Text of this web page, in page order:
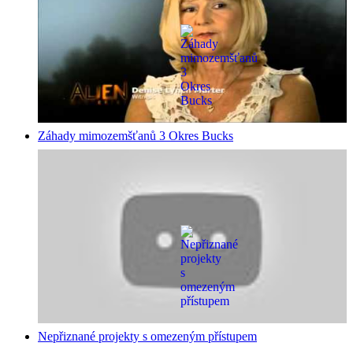
Záhady mimozemšťanů 3 Okres Bucks
Nepřiznané projekty s omezeným přístupem